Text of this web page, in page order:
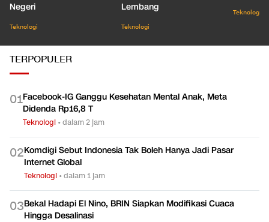
Negeri
Teknologi
Lembang
Teknologi
Teknologi
TERPOPULER
01Facebook-IG Ganggu Kesehatan Mental Anak, Meta
Didenda Rp16,8 T
Teknologi •dalam 2 jam
02Komdigi Sebut Indonesia Tak Boleh Hanya Jadi Pasar
Internet Global
Teknologi •dalam 1 jam
03Bekal Hadapi El Nino, BRIN Siapkan Modifikasi Cuaca
Hingga Desalinasi